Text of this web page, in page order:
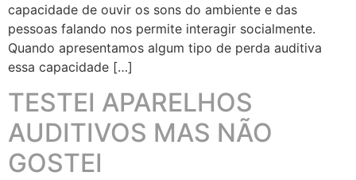
capacidade de ouvir os sons do ambiente e das
pessoas falando nos permite interagir socialmente.
Quando apresentamos algum tipo de perda auditiva
essa capacidade […]
TESTEI APARELHOS
AUDITIVOS MAS NÃO
GOSTEI